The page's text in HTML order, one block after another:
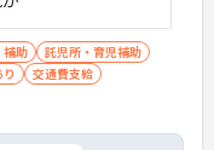
補助
託児所・育児補助
交通費支給